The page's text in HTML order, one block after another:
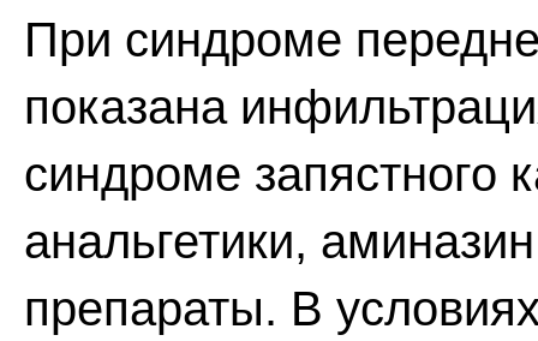
При синдроме
показана
синдроме запястного
анальгетики,
препараты. В